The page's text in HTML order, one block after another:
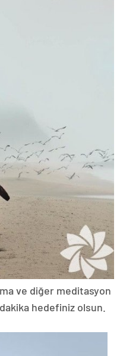
ve diğer meditasyon
hedefiniz olsun.